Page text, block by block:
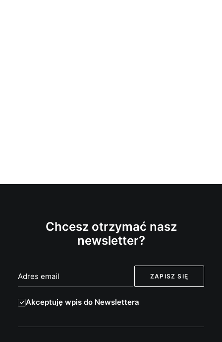
Chcesz otrzymać nasz
newsletter?
Akceptuję wpis do Newslettera